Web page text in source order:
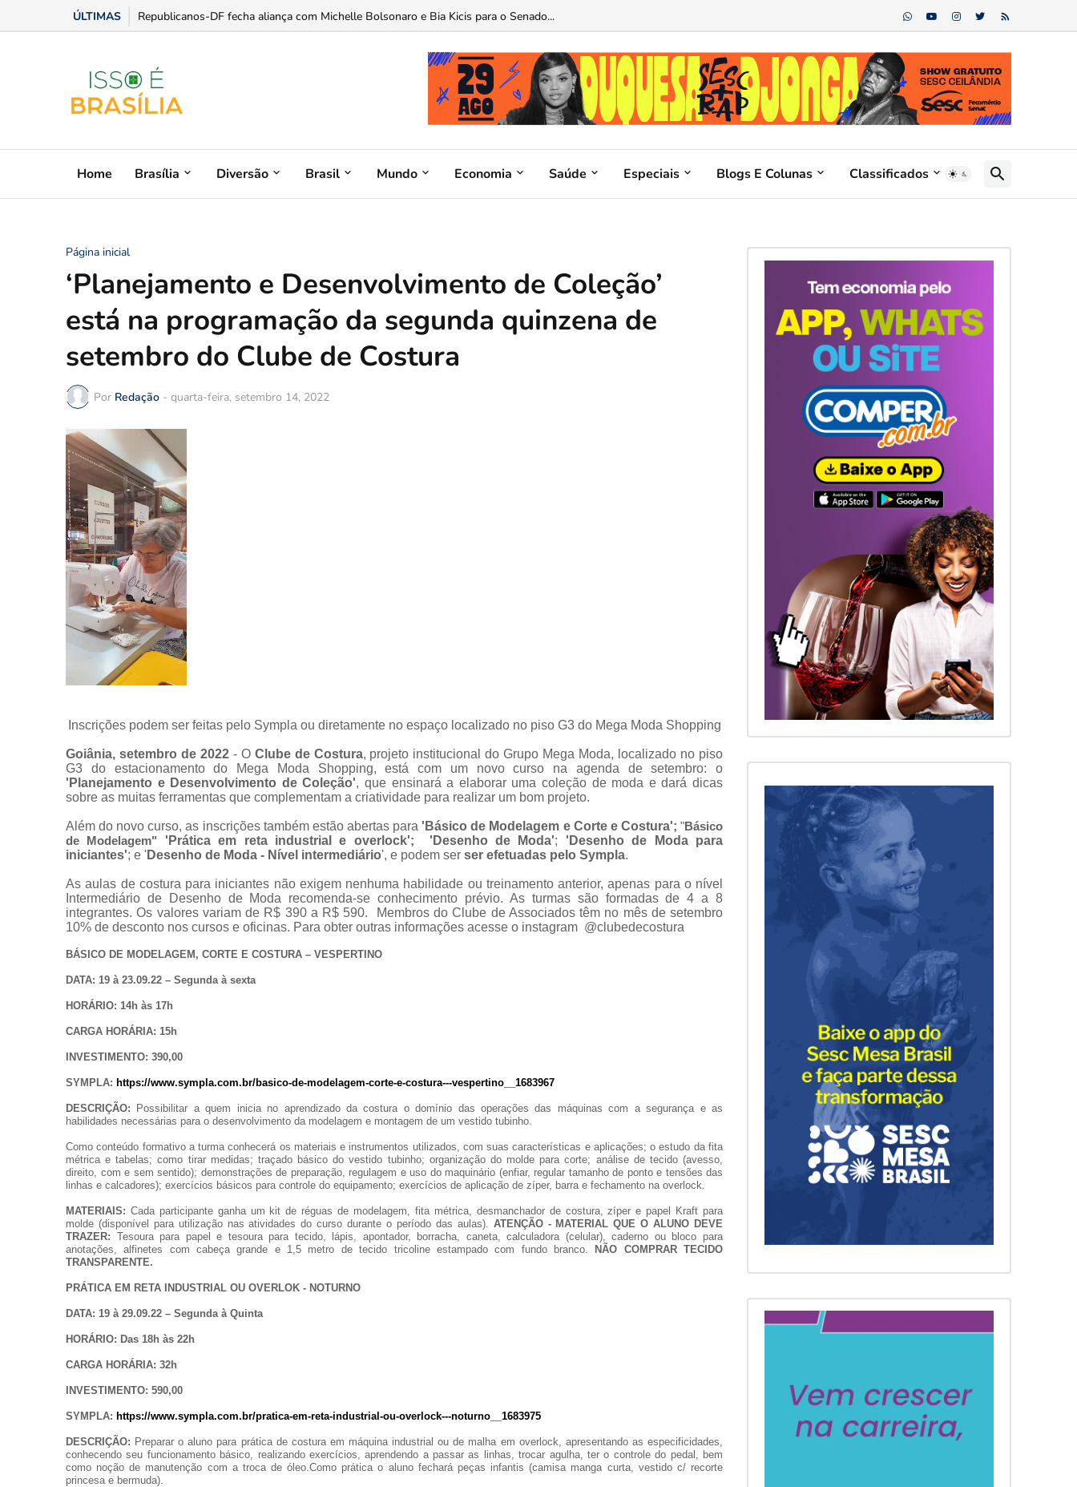
ÚLTIMAS Luis Miranda ganha protagonismo na expansão do INAS: Brasília mira um novo padrão de saúde para o servidor...
Home Brasília Diversão Brasil Mundo Economia Saúde Especiais Blogs E Colunas Classificados
Página inicial
‘Planejamento e Desenvolvimento de Coleção’
está na programação da segunda quinzena de
setembro do Clube de Costura
Por Redação - quarta-feira, setembro 14, 2022
Inscrições podem ser feitas pelo Sympla ou diretamente no espaço localizado no piso G3 do Mega Moda Shopping
Goiânia, setembro de 2022- OClube de Costura, projeto institucional do Grupo Mega Moda, localizado no piso
G3 do estacionamento do Mega Moda Shopping, está com um novo curso na agenda de setembro: o
'Planejamento e Desenvolvimento de Coleção', que ensinará a elaborar uma coleção de moda e dará dicas
sobre as muitas ferramentas que complementam a criatividade para realizar um bom projeto.
Além do novo curso, as inscrições também estão abertas para 'Básico de Modelagem e Corte e Costura';"Básico
de Modelagem"
'Prática em reta industrial e overlock'; 'Desenho de Moda'; 'Desenho de Moda para
iniciantes'; e 'Desenho de Moda - Nível intermediário', e podem ser ser efetuadas pelo Sympla.
As aulas de costura para iniciantes não exigem nenhuma habilidade ou treinamento anterior, apenas para o nível
Intermediário de Desenho de Moda recomenda-se conhecimento prévio. As turmas são formadas de 4 a 8
integrantes. Os valores variam de R$ 390 a R$ 590. Membros do Clube de Associados têm no mês de setembro
10% de desconto nos cursos e oficinas. Para obter outras informações acesse o instagram @clubedecostura
BÁSICO DE MODELAGEM, CORTE E COSTURA – VESPERTINO
DATA: 19 à 23.09.22 – Segunda à sexta
HORÁRIO: 14h às 17h
CARGA HORÁRIA: 15h
INVESTIMENTO: 390,00
SYMPLA: https://www.sympla.com.br/basico-de-modelagem-corte-e-costura---vespertino__1683967
DESCRIÇÃO: Possibilitar a quem inicia no aprendizado da costura o domínio das operações das máquinas com a segurança e as
habilidades necessárias para o desenvolvimento da modelagem e montagem de um vestido tubinho.
Como conteúdo formativo a turma conhecerá os materiais e instrumentos utilizados, com suas características e aplicações; o estudo da fita
métrica e tabelas; como tirar medidas; traçado básico do vestido tubinho; organização do molde para corte; análise de tecido (avesso,
direito, com e sem sentido); demonstrações de preparação, regulagem e uso do maquinário (enfiar, regular tamanho de ponto e tensões das
linhas e calcadores); exercícios básicos para controle do equipamento; exercícios de aplicação de zíper, barra e fechamento na overlock.
MATERIAIS: Cada participante ganha um kit de réguas de modelagem, fita métrica, desmanchador de costura, zíper e papel Kraft para
molde (disponível para utilização nas atividades do curso durante o período das aulas). ATENÇÃO - MATERIAL QUE O ALUNO DEVE
TRAZER: Tesoura para papel e tesoura para tecido, lápis, apontador, borracha, caneta, calculadora (celular), caderno ou bloco para
anotações, alfinetes com cabeça grande e 1,5 metro de tecido tricoline estampado com fundo branco.
NÃO COMPRAR TECIDO
TRANSPARENTE.
PRÁTICA EM RETA INDUSTRIAL OU OVERLOK - NOTURNO
DATA: 19 à 29.09.22 – Segunda à Quinta
HORÁRIO: Das 18h às 22h
CARGA HORÁRIA: 32h
INVESTIMENTO: 590,00
SYMPLA: https://www.sympla.com.br/pratica-em-reta-industrial-ou-overlock---noturno__1683975
DESCRIÇÃO: Preparar o aluno para prática de costura em máquina industrial ou de malha em overlock, apresentando as especificidades,
conhecendo seu funcionamento básico, realizando exercícios, aprendendo a passar as linhas, trocar agulha, ter o controle do pedal, bem
como noção de manutenção com a troca de óleo.Como prática o aluno fechará peças infantis (camisa manga curta, vestido c/ recorte
princesa e bermuda).